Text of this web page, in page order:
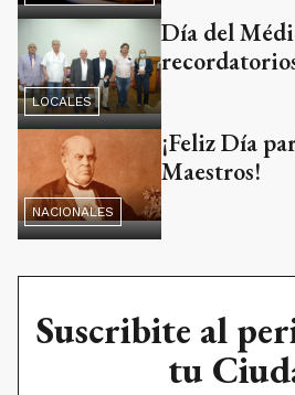
LOCALES
Día del
NACIONALES
¡Feliz Día
Maestros!
Suscribite al
tu